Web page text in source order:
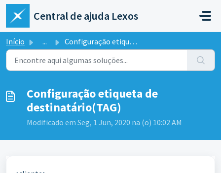
Ir para o conteúdo principal
Central de ajuda Lexos
Início ... Configuração etiqueta de destinatário(TAG)
Configuração etiqueta de
destinatário(TAG)
Modificado em Seg, 1 Jun, 2020 na (o) 10:02 AM